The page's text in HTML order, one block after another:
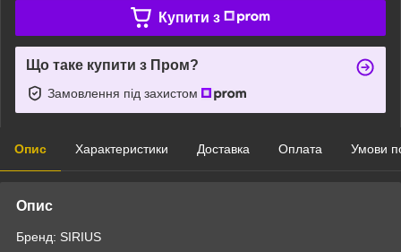
Купити з
Що таке купити з Пром?
Замовлення під захистом
Опис Характеристики Доставка Оплата Умови
Опис
Бренд: SIRIUS